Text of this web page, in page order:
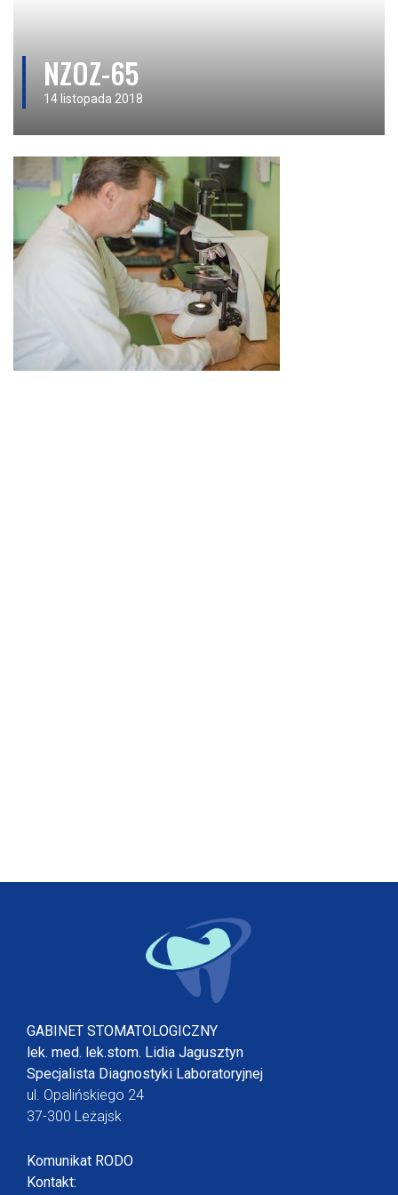
NZOZ-65
14 listopada 2018
GABINET STOMATOLOGICZNY
lek. med. lek.stom. Lidia Jagusztyn
Specjalista Diagnostyki Laboratoryjnej
ul. Opalińskiego 24
37-300 Leżajsk
Komunikat RODO
Kontakt: